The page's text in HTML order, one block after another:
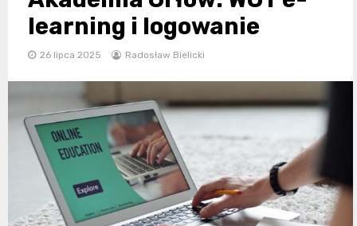
learning i logowanie
26 lipca 2025 Radosław Bielicki